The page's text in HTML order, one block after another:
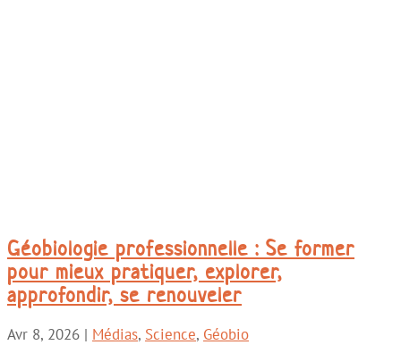
Géobiologie professionnelle : Se former
pour mieux pratiquer, explorer,
approfondir, se renouveler
Avr 8, 2026 | Médias, Science, Géobio